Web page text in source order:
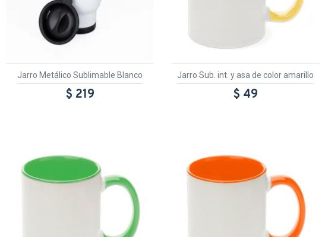
Jarro Metálico Sublimable Blanco
$ 219
Jarro Sub. int. y asa de color amarillo
$ 49